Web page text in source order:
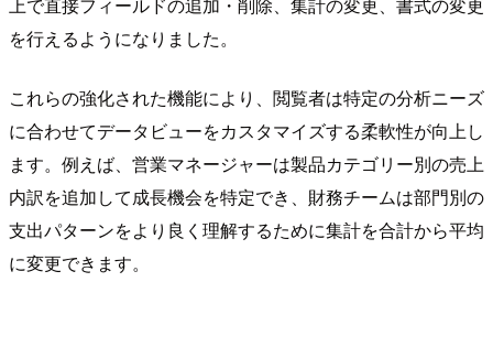
上で直接フィールドの追加・削除、集計の変更、書式の変更
を行えるようになりました。
これらの強化された機能により、閲覧者は特定の分析ニーズ
に合わせてデータビューをカスタマイズする柔軟性が向上し
ます。例えば、営業マネージャーは製品カテゴリー別の売上
内訳を追加して成長機会を特定でき、財務チームは部門別の
支出パターンをより良く理解するために集計を合計から平均
に変更できます。